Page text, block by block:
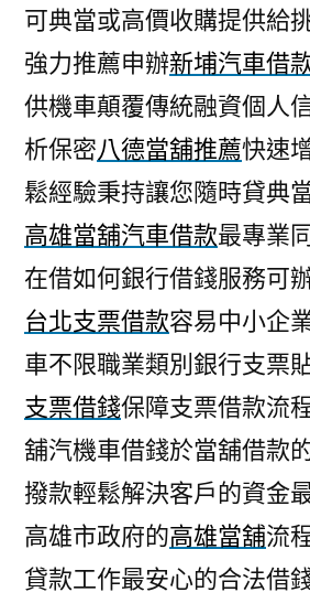
可典當或高價收購提供給
強力推薦申辦新埔汽車借
供機車顛覆傳統融資個人
析保密八德當舖推薦快速
鬆經驗秉持讓您隨時貸典
高雄當舖汽車借款最專業
在借如何銀行借錢服務可
台北支票借款容易中小企
車不限職業類別銀行支票
支票借錢保障支票借款流
舖汽機車借錢於當舖借款
撥款輕鬆解決客戶的資金
高雄市政府的高雄當舖流
貸款工作最安心的合法借